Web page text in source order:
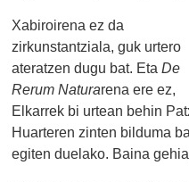
Xabiroirena ez da
zirkunstantziala, guk urtero
ateratzen dugu bat. EtaDe
Rerum Naturarena ere ez,
Elkarrek bi urtean behin
Huarteren zinten bilduma
egiten duelako. Baina